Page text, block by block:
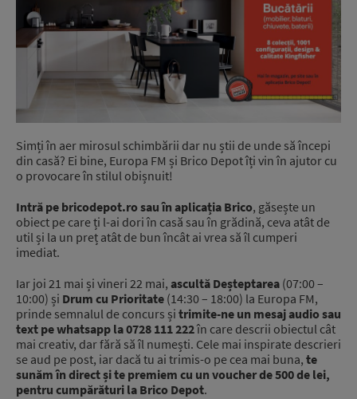
Simți în aer mirosul schimbării dar nu știi de unde să începi
din casă? Ei bine, Europa FM și Brico Depot îți vin în ajutor cu
o provocare în stilul obișnuit!
Intră pe bricodepot.ro sau în aplicația Brico, găsește un
obiect pe care ți l-ai dori în casă sau în grădină, ceva atât de
util și la un preț atât de bun încât ai vrea să îl cumperi
imediat.
Iar joi 21 mai și vineri 22 mai, ascultă Deșteptarea (07:00 –
10:00) și Drum cu Prioritate (14:30 – 18:00) la Europa FM,
prinde semnalul de concurs și trimite-ne un mesaj audio sau
text pe whatsapp la0728 111 222în care descrii obiectul cât
mai creativ, dar fără să îl numești. Cele mai inspirate descrieri
se aud pe post, iar dacă tu ai trimis-o pe cea mai buna, te
sunăm în direct și te premiem cu un voucher de 500 de lei,
pentru cumpărături la Brico Depot.